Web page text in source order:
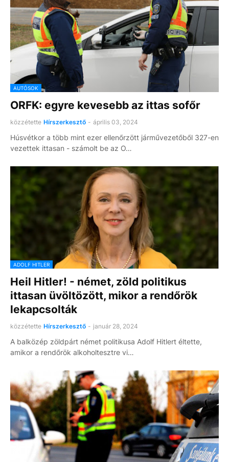
AUTÓSOK
ORFK: egyre kevesebb az ittas sofőr
közzétette Hírszerkesztő - április 03, 2024
Húsvétkor a több mint ezer ellenőrzött járművezetőből 327-en
vezettek ittasan - számolt be az O…
ADOLF HITLER
Heil Hitler! - német, zöld politikus
ittasan üvöltözött, mikor a rendőrök
lekapcsolták
közzétette Hírszerkesztő - január 28, 2024
A balközép zöldpárt német politikusa Adolf Hitlert éltette,
amikor a rendőrök alkoholtesztre vi…